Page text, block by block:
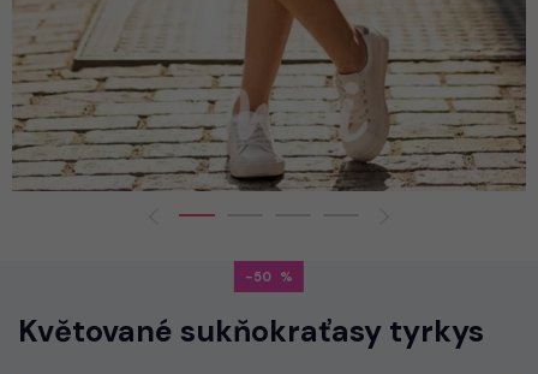
-50
Květované sukňokraťasy tyrkys